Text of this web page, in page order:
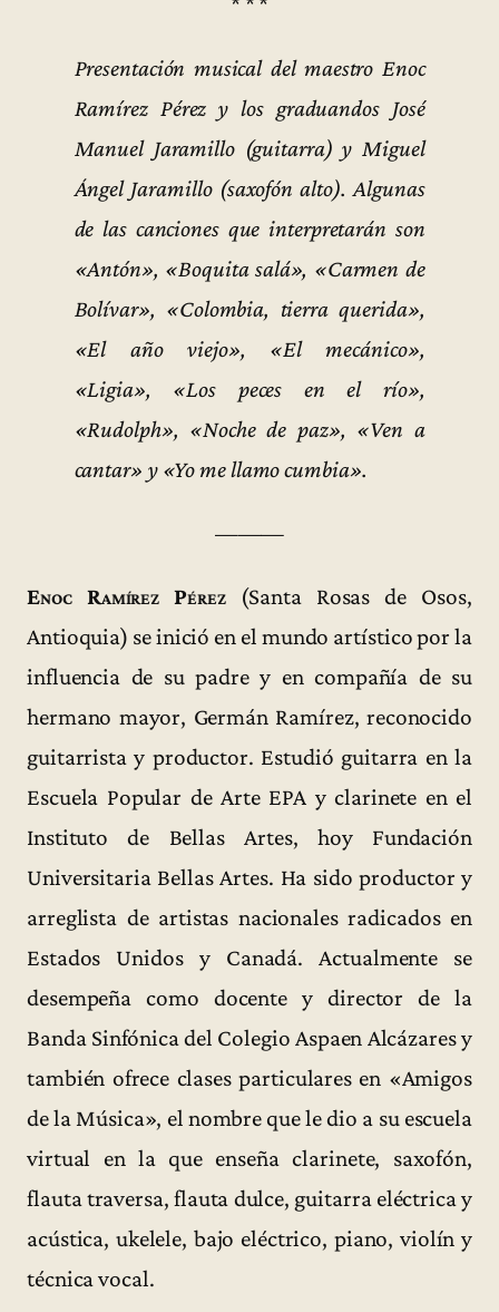
Presentación musical del maestro Enoc
Ramírez Pérez y los graduandos José
Manuel Jaramillo (guitarra) y Miguel
Ángel Jaramillo (saxofón alto). Algunas
de las canciones que interpretarán son
«Antón», «Boquita salá», «Carmen de
Bolívar», «Colombia, tierra querida»,
«El año viejo», «El mecánico»,
«Ligia», «Los peces en el río»,
«Rudolph», «Noche de paz», «Ven a
cantar» y «Yo me llamo cumbia».
———
Enoc Ramírez Pérez(Santa Rosas de Osos,
Antioquia) se inició en el mundo artístico por la
influencia de su padre y en compañía de su
hermano mayor, Germán Ramírez, reconocido
guitarrista y productor. Estudió guitarra en la
Escuela Popular de Arte EPA y clarinete en el
Instituto de Bellas Artes, hoy Fundación
Universitaria Bellas Artes. Ha sido productor y
arreglista de artistas nacionales radicados en
Estados Unidos y Canadá. Actualmente se
desempeña como docente y director de la
Banda Sinfónica del Colegio Aspaen Alcázares y
también ofrece clases particulares en «Amigos
de la Música», el nombre que le dio a su escuela
virtual en la que enseña clarinete, saxofón,
flauta traversa, flauta dulce, guitarra eléctrica y
acústica, ukelele, bajo eléctrico, piano, violín y
técnica vocal.